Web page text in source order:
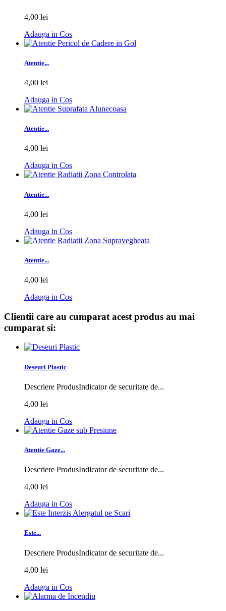
4,00 lei
Adauga in Cos
Atentie...
4,00 lei
Adauga in Cos
Atentie...
4,00 lei
Adauga in Cos
Atentie...
4,00 lei
Adauga in Cos
Atentie...
4,00 lei
Adauga in Cos
Clientii care au cumparat acest produs au mai
cumparat si:
Deseuri Plastic
Descriere ProdusIndicator de securitate de...
4,00 lei
Adauga in Cos
Atentie Gaze...
Descriere ProdusIndicator de securitate de...
4,00 lei
Adauga in Cos
Este...
Descriere ProdusIndicator de securitate de...
4,00 lei
Adauga in Cos